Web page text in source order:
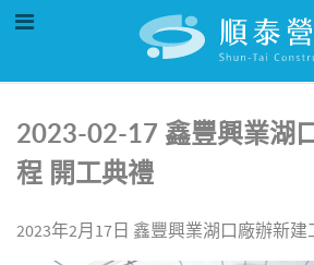
2023-02-17 鑫豐興業湖
程 開工典禮
2023年2月17日 鑫豐興業湖口廠辦新建